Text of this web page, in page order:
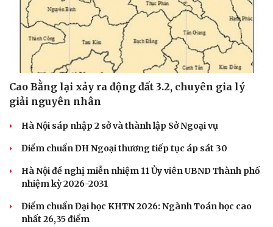
Cao Bằng lại xảy ra động đất 3.2, chuyên gia lý
giải nguyên nhân
Hà Nội sáp nhập 2 sở và thành lập Sở Ngoại vụ
Điểm chuẩn ĐH Ngoại thương tiếp tục áp sát 30
Hà Nội đề nghị miễn nhiệm 11 Ủy viên UBND Thành phố
nhiệm kỳ 2026-2031
Điểm chuẩn Đại học KHTN 2026: Ngành Toán học cao
nhất 26,35 điểm